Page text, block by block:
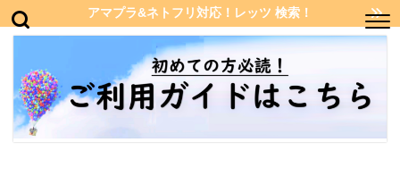
アマプラ&ネトフリ対応！レッツ 検索！